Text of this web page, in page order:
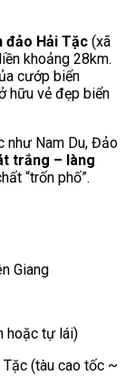
đảo Hải Tặc (xã
khoảng 28km.
cướp biển
hữu vẻ đẹp biển
như Nam Du, Đảo
trắng – làng
“trốn phố”.
Giang
hoặc tự lái)
(tàu cao tốc ~